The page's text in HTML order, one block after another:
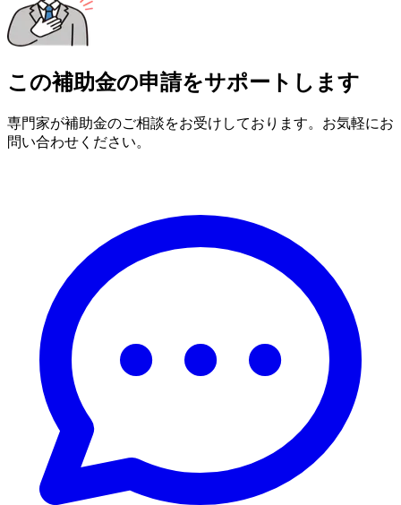
この補助金の申請をサポートします
専門家が補助金のご相談をお受けしております。お気軽にお
問い合わせください。